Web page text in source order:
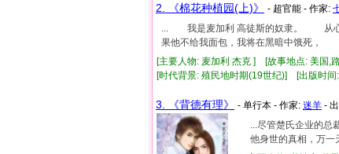
2. 《棉花种植园(上)》 - 超官能 - 作家:
... 我是麦加利 高徒斯的奴隶。 从
果他不给我面包，我将在黑暗中饿死，
[主要人物: 麦加利 杰克 ] [故事地点: 美国,
[时代背景: 殖民地时期(19世纪)] [出版时
3. 《背德有理》 - 单行本 - 作家: 迷羊 -
...尽管楚氏企业的
他身世的真相，万